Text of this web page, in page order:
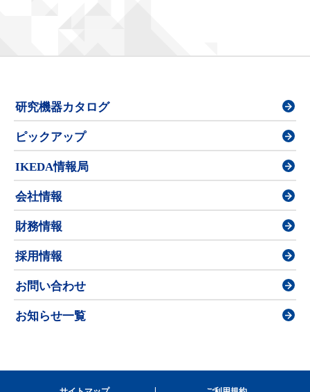
研究機器カタログ
ピックアップ
IKEDA情報局
会社情報
財務情報
採用情報
お問い合わせ
お知らせ一覧